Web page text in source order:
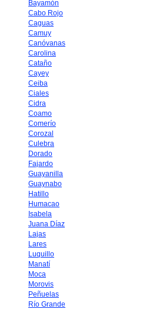
Bayamón
Cabo Rojo
Caguas
Camuy
Canóvanas
Carolina
Cataño
Cayey
Ceiba
Ciales
Cidra
Coamo
Comerío
Corozal
Culebra
Dorado
Fajardo
Guayanilla
Guaynabo
Hatillo
Humacao
Isabela
Juana Díaz
Lajas
Lares
Luquillo
Manatí
Moca
Morovis
Peñuelas
Río Grande